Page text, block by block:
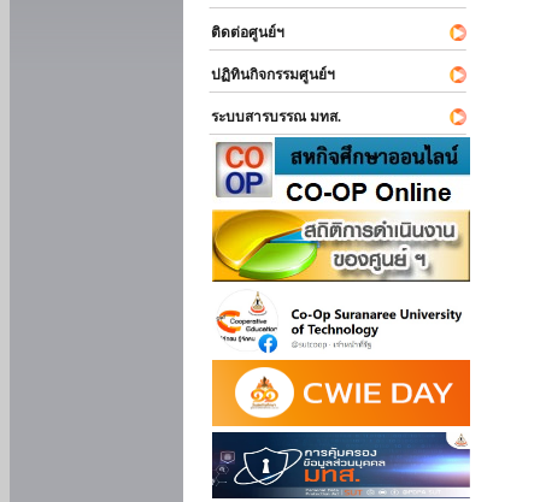
ติดต่อศูนย์ฯ
ปฏิทินกิจกรรมศูนย์ฯ
ระบบสารบรรณ มทส.